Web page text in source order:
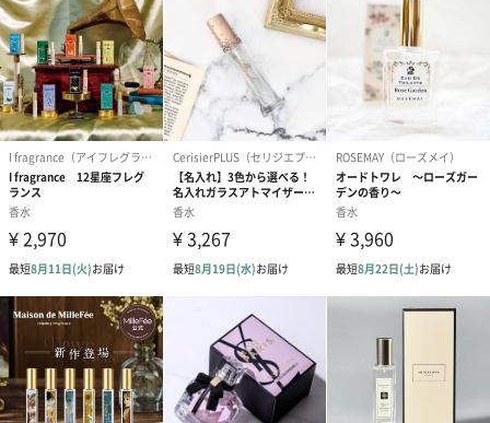
る力、仕事運アップ）
LIGHT BLUE～日本の橙とバニラの香り～
可憐で優美な香りが、心と身体を和やかにときほぐします。年代
を問わず愛される香りです。
イライラや不安を感じた時、肩や首の緊張を感じた時や
ストレスから解放されたい気分の時におすすめです。
天然石は、ブルーオニキスです。（心身のバランス、魔除け、平
和な人間関係）